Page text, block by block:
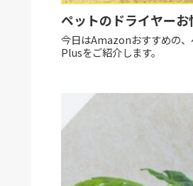
ペットのドライヤー
今日はAmazonおすすめの
Plusをご紹介します。